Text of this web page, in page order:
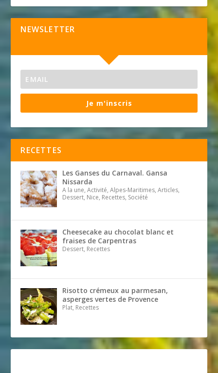
NEWSLETTER
Je m'inscris
RECETTES
Les Ganses du Carnaval. Gansa
Nissarda
A la une, Activité, Alpes-Maritimes, Articles,
Dessert, Nice, Recettes, Société
Cheesecake au chocolat blanc et
fraises de Carpentras
Dessert, Recettes
Risotto crémeux au parmesan,
asperges vertes de Provence
Plat, Recettes